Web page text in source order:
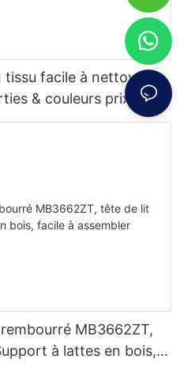
facile à nettoyer
& couleurs prix
MB3662ZT,
à lattes en bois,